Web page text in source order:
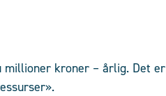
millioner kroner – årlig. Det er